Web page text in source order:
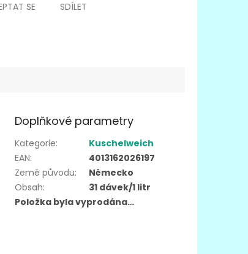
SE SDÍLET
Doplňkové parametry
Kategorie:
Kuschelweich
EAN:
4013162026197
Země původu:
Německo
Obsah:
31 dávek/1 litr
Položka byla vyprodána…